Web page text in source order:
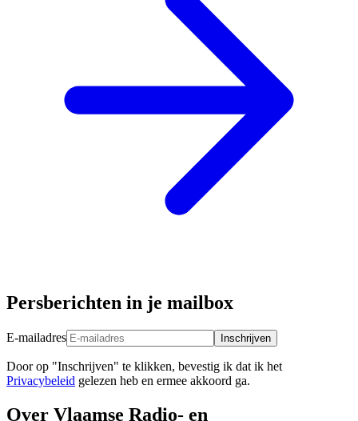
Persberichten in je mailbox
E-mailadres Inschrijven
Door op "Inschrijven" te klikken, bevestig ik dat ik het
Privacybeleid gelezen heb en ermee akkoord ga.
Over Vlaamse Radio- en